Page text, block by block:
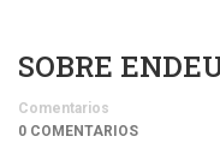
SOBRE
Comentarios
0 COMENTARIOS